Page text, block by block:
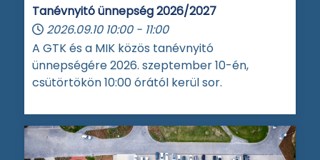
Tanévnyitó ünnepség 2026/2027
2026.09.10 10:00 - 11:00
A GTK és a MIK közös tanévnyitó
ünnepségére 2026. szeptember 10-én,
csütörtökön 10:00 órától kerül sor.